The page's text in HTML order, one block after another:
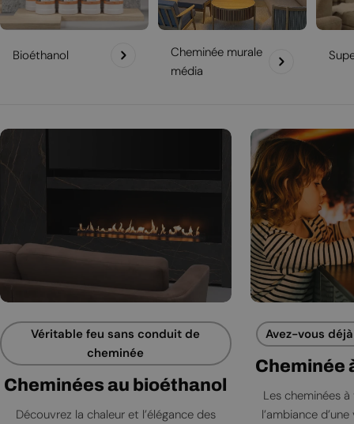
Bioéthanol
Cheminée murale
média
Véritable feu sans conduit de
cheminée
Cheminées au bioéthanol
Découvrez la chaleur et l’élégance des
Avez-vous
Cheminée
Les cheminées
l’ambiance